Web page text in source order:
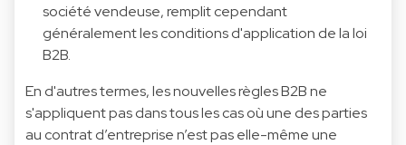
société vendeuse, remplit cependant
généralement les conditions d'application de la loi
B2B.
En d'autres termes, les nouvelles règles B2B ne
s'appliquent pas dans tous les cas où une des parties
au contrat d’entreprise n’est pas elle-même une